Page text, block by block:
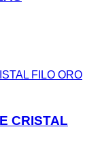
CRISTAL